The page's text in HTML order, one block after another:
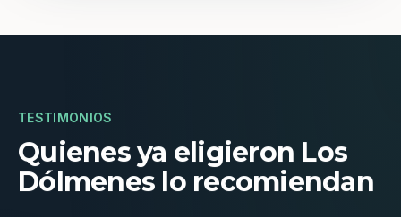
TESTIMONIOS
Quienes ya eligieron Los
Dólmenes lo recomiendan